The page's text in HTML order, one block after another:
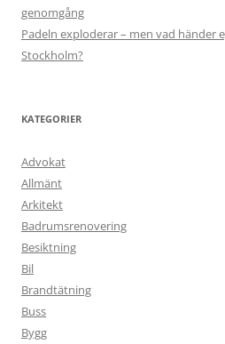
genomgång
Padeln exploderar – men vad händer
Stockholm?
KATEGORIER
Advokat
Allmänt
Arkitekt
Badrumsrenovering
Besiktning
Bil
Brandtätning
Buss
Bygg